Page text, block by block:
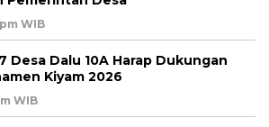
WIB
Desa Dalu 10A Harap Dukungan
Kiyam 2026
WIB